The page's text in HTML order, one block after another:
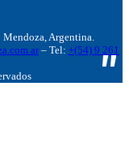
Argentina.
– Tel: +(54) 9 261